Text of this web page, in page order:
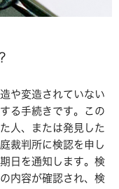
や変造されていない
る手続きです。この
人、または発見した
裁判所に検認を申し
日を通知します。検
内容が確認され、検